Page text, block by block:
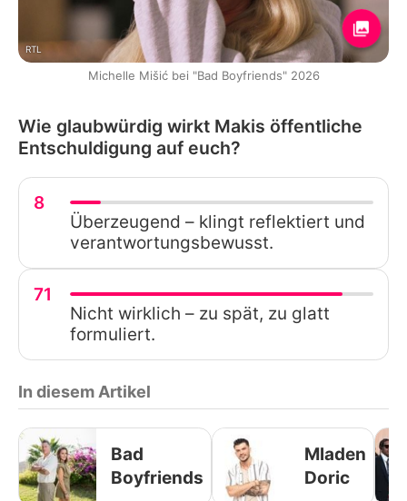
RTL
Michelle Mišić bei "Bad Boyfriends" 2026
Wie glaubwürdig wirkt Makis öffentliche
Entschuldigung auf euch?
8
Überzeugend – klingt reflektiert und
verantwortungsbewusst.
71
Nicht wirklich – zu spät, zu glatt
formuliert.
In diesem Artikel
Bad
Boyfriends
Mladen
Doric